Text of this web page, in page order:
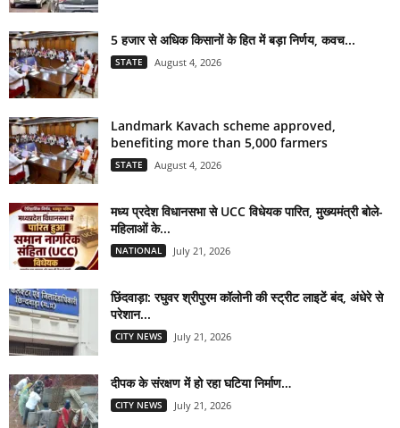
5 हजार से अधिक किसानों के हित में बड़ा निर्णय, कवच...
STATE August 4, 2026
Landmark Kavach scheme approved,
benefiting more than 5,000 farmers
STATE August 4, 2026
मध्य प्रदेश विधानसभा से UCC विधेयक पारित, मुख्यमंत्री बोले-
महिलाओं के...
NATIONAL July 21, 2026
छिंदवाड़ा: रघुवर श्रीपुरम कॉलोनी की स्ट्रीट लाइटें बंद, अंधेरे से
परेशान...
CITY NEWS July 21, 2026
दीपक के संरक्षण में हो रहा घटिया निर्माण…
CITY NEWS July 21, 2026